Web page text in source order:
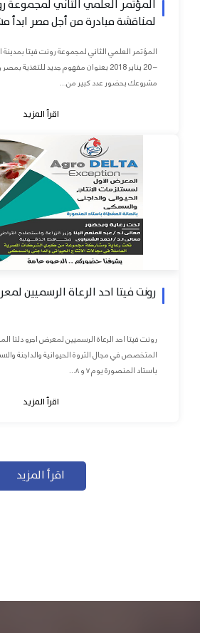
المؤتمر العلمي الثاني لمجموعة
لمناقشة مبادرة من أجل مصر ابدأ
– 20 يناير 2018 بعنوان مفهوم جديد
مشروعك بحضور عدد كبير من...
اقرأ المزيد
رونت فيتا احد الرعاة الرسميين
رونت فيتا احد الرعاة الرسميين لمعرض اجرو دلتا
المتخصص في مجال الثروة الحيوانية والداجنة
باستاد المنصورة يوم ٧ و ٨...
اقرأ المزيد
اقرأ المزيد